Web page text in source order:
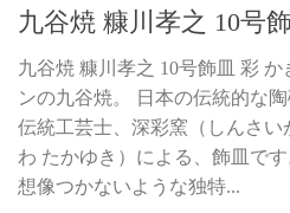
九谷焼 糠川孝之 10号
九谷焼 糠川孝之 10号飾皿 彩
ンの九谷焼。 日本の伝統的な
伝統工芸士、深彩窯（しんさ
わ たかゆき）による、飾皿で
想像つかないような独特...